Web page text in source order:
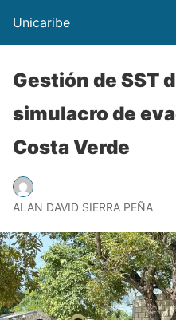
Unicaribe
Gestión de SST
simulacro de
Costa Verde
ALAN DAVID SIERRA PEÑA